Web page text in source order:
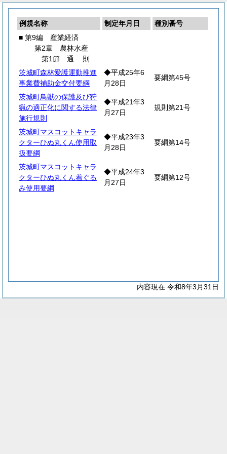
例規名称 制定年月日
種別番号
■ 第9編 産業経済
第2章 農林水産
第1節 通 則
茨城町森林愛護運動推進
事業費補助金交付要綱
◆平成25年6
月28日
要綱第45号
茨城町鳥獣の保護及び狩
猟の適正化に関する法律
施行規則
◆平成21年3
月27日
規則第21号
茨城町マスコットキャラ
クターひぬ丸くん使用取
扱要綱
◆平成23年3
月28日
要綱第14号
茨城町マスコットキャラ
クターひぬ丸くん着ぐる
み使用要綱
◆平成24年3
月27日
要綱第12号
内容現在 令和8年3月31日